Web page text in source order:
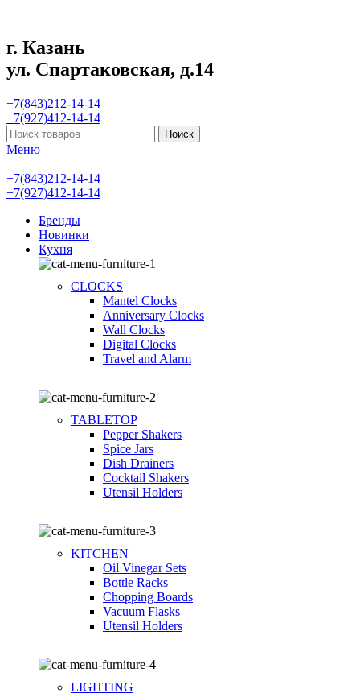
г. Казань
ул. Спартаковская, д.14
+7(843)212-14-14
+7(927)412-14-14
Поиск
Меню
+7(843)212-14-14
+7(927)412-14-14
Бренды
Новинки
Кухня
CLOCKS
Mantel Clocks
Anniversary Clocks
Wall Clocks
Digital Clocks
Travel and Alarm
TABLETOP
Pepper Shakers
Spice Jars
Dish Drainers
Сocktail Shakers
Utensil Holders
KITCHEN
Oil Vinegar Sets
Bottle Racks
Chopping Boards
Vacuum Flasks
Utensil Holders
LIGHTING